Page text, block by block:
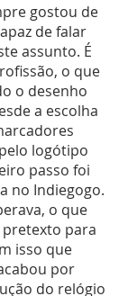
gostou de
de falar
assunto. É
o que
o desenho
a escolha
logótipo
passo foi
no Indiegogo.
o que
para
isso que
por
do relógio